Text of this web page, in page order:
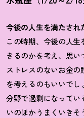
今後の人生を満たされ
この時期、今後の人
きるのかを考え、思い
ストレスのないお金
を考えるのもいいでし
分野で過剰になってい
いのほかうまくいきそ